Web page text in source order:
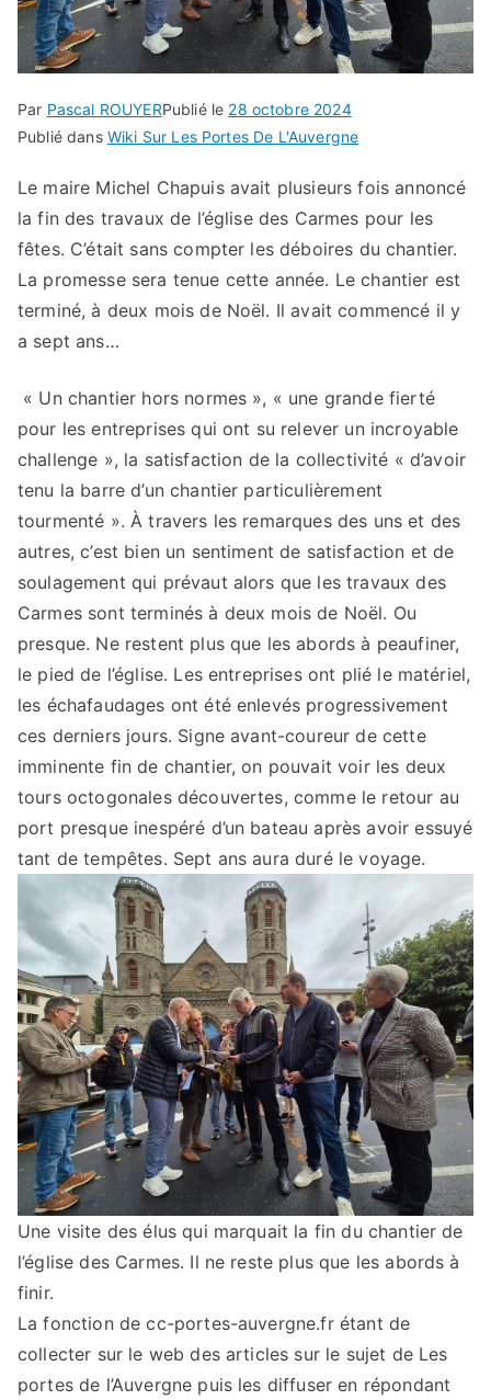
Par Pascal ROUYERPublié le 28 octobre 2024
Publié dans Wiki Sur Les Portes De L'Auvergne
Le maire Michel Chapuis avait plusieurs fois annoncé
la fin des travaux de l’église des Carmes pour les
fêtes. C’était sans compter les déboires du chantier.
La promesse sera tenue cette année. Le chantier est
terminé, à deux mois de Noël. Il avait commencé il y
a sept ans…
« Un chantier hors normes », « une grande fierté
pour les entreprises qui ont su relever un incroyable
challenge », la satisfaction de la collectivité « d’avoir
tenu la barre d’un chantier particulièrement
tourmenté ». À travers les remarques des uns et des
autres, c’est bien un sentiment de satisfaction et de
soulagement qui prévaut alors que les travaux des
Carmes sont terminés à deux mois de Noël. Ou
presque. Ne restent plus que les abords à peaufiner,
le pied de l’église. Les entreprises ont plié le matériel,
les échafaudages ont été enlevés progressivement
ces derniers jours. Signe avant-coureur de cette
imminente fin de chantier, on pouvait voir les deux
tours octogonales découvertes, comme le retour au
port presque inespéré d’un bateau après avoir essuyé
tant de tempêtes. Sept ans aura duré le voyage.
Une visite des élus qui marquait la fin du chantier de
l’église des Carmes. Il ne reste plus que les abords à
finir.
La fonction de cc-portes-auvergne.fr étant de
collecter sur le web des articles sur le sujet de Les
portes de l’Auvergne puis les diffuser en répondant